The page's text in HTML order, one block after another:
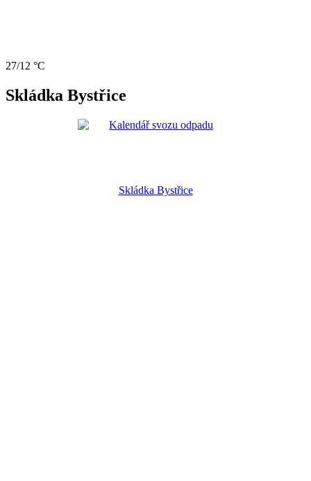
27/12 °C
Skládka Bystřice
Skládka Bystřice